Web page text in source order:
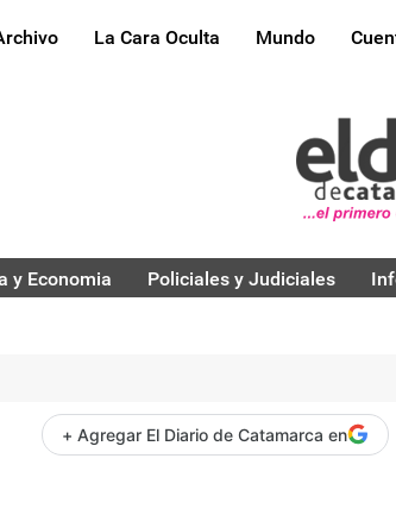
La Cara Oculta Mundo
y Economia Policiales y Judiciales
+ Agregar El Diario de Catamarca en